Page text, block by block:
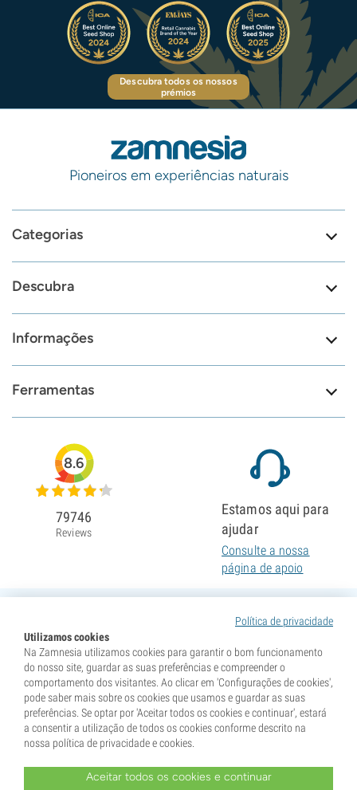
Descubra todos os nossos
prémios
Pioneiros em experiências naturais
Categorias
Descubra
Informações
Ferramentas
Política de privacidade
Utilizamos cookies
Na Zamnesia utilizamos cookies para garantir o bom funcionamento
do nosso site, guardar as suas preferências e compreender o
comportamento dos visitantes. Ao clicar em 'Configurações de cookies',
pode saber mais sobre os cookies que usamos e guardar as suas
preferências. Se optar por 'Aceitar todos os cookies e continuar', estará
a consentir a utilização de todos os cookies conforme descrito na
nossa política de privacidade e cookies.
Aceitar todos os cookies e continuar
8.6
79746
Reviews
Estamos aqui para
ajudar
Consulte a nossa
página de apoio
* As sementes são vendidas como itens de colecionismo. A germinação das sementes é ilegal em